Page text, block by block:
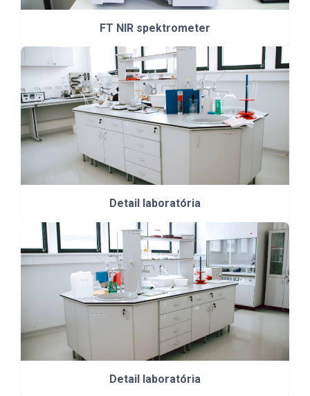
FT NIR spektrometer
Detail laboratória
Detail laboratória